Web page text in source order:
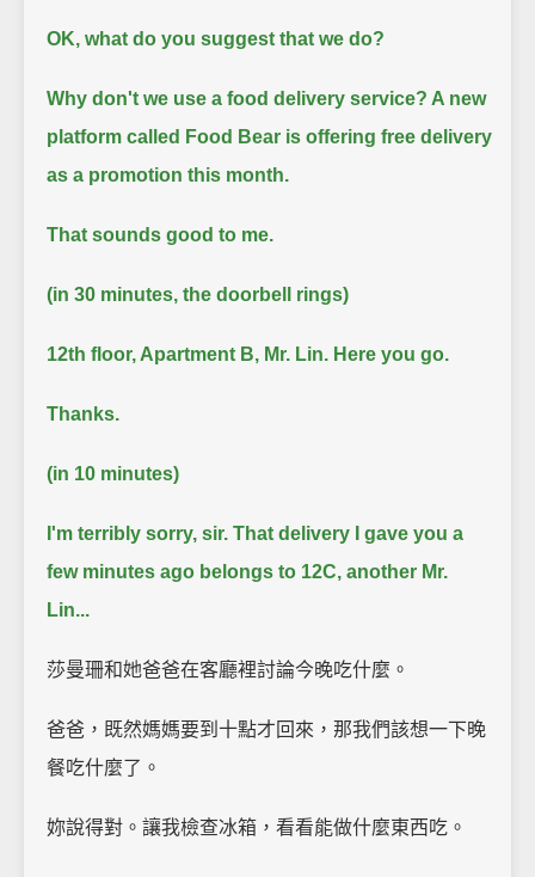
OK, what do you suggest that we do?
Why don't we use a food delivery service? A new
platform called Food Bear is offering free delivery
as a promotion this month.
That sounds good to me.
(in 30 minutes, the doorbell rings)
12th floor, Apartment B, Mr. Lin. Here you go.
Thanks.
(in 10 minutes)
I'm terribly sorry, sir. That delivery I gave you a
few minutes ago belongs to 12C, another Mr.
Lin...
莎曼珊和她爸爸在客廳裡討論今晚吃什麼。
爸爸，既然媽媽要到十點才回來，那我們該想一下晚
餐吃什麼了。
妳說得對。讓我檢查冰箱，看看能做什麼東西吃。